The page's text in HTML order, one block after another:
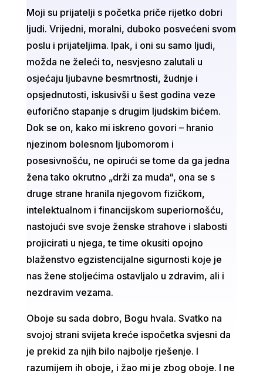
Moji su prijatelji s početka priče rijetko dobri
ljudi. Vrijedni, moralni, duboko posvećeni svom
poslu i prijateljima. Ipak, i oni su samo ljudi,
možda ne želeći to, nesvjesno zalutali u
osjećaju ljubavne besmrtnosti, žudnje i
opsjednutosti, iskusivši u šest godina veze
euforično stapanje s drugim ljudskim bićem.
Dok se on, kako mi iskreno govori – hranio
njezinom bolesnom ljubomorom i
posesivnošću, ne opirući se tome da ga jedna
žena tako okrutno „drži za muda“, ona se s
druge strane hranila njegovom fizičkom,
intelektualnom i financijskom superiornošću,
nastojući sve svoje ženske strahove i slabosti
projicirati u njega, te time okusiti opojno
blaženstvo egzistencijalne sigurnosti koje je
nas žene stoljećima ostavljalo u zdravim, ali i
nezdravim vezama.
Oboje su sada dobro, Bogu hvala. Svatko na
svojoj strani svijeta kreće ispočetka svjesni da
je prekid za njih bilo najbolje rješenje. I
razumijem ih oboje, i žao mi je zbog oboje. I ne